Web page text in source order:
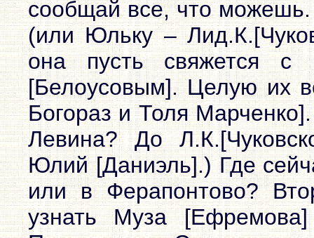
сообщай все, что
(или Юльку –
она пусть свяжется с
[Белоусовым]. Целую их
Богораз и Толя
Левина? До
Юлий [Даниэль].) Где
или в Ферапонтово?
узнать Муза